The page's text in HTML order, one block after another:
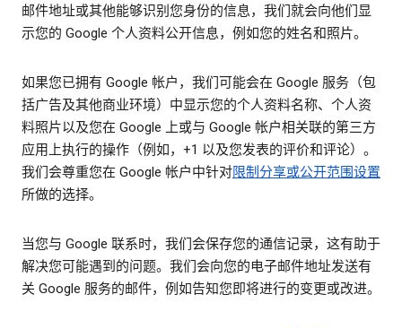
邮件地址或其他能够识别您身份的信息，我们就会向他们显
示您的 Google 个人资料公开信息，例如您的姓名和照片。
如果您已拥有 Google 帐户，我们可能会在 Google 服务（包
括广告及其他商业环境）中显示您的个人资料名称、个人资
料照片以及您在 Google 上或与 Google 帐户相关联的第三方
应用上执行的操作（例如，+1 以及您发表的评价和评论）。
我们会尊重您在 Google 帐户中针对限制分享或公开范围设置
所做的选择。
当您与 Google 联系时，我们会保存您的通信记录，这有助于
解决您可能遇到的问题。我们会向您的电子邮件地址发送有
关 Google 服务的邮件，例如告知您即将进行的变更或改进。